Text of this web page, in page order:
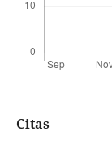
Citas